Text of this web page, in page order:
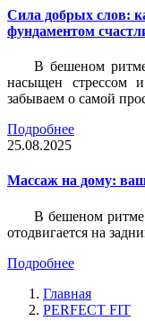
Сила добрых слов:
фундаментом
В бешеном
насыщен стрессом
забываем о самой
Подробнее
25.08.2025
Массаж на дому:
В бешеном ритме
отодвигается на
Подробнее
Главная
PERFECT FIT